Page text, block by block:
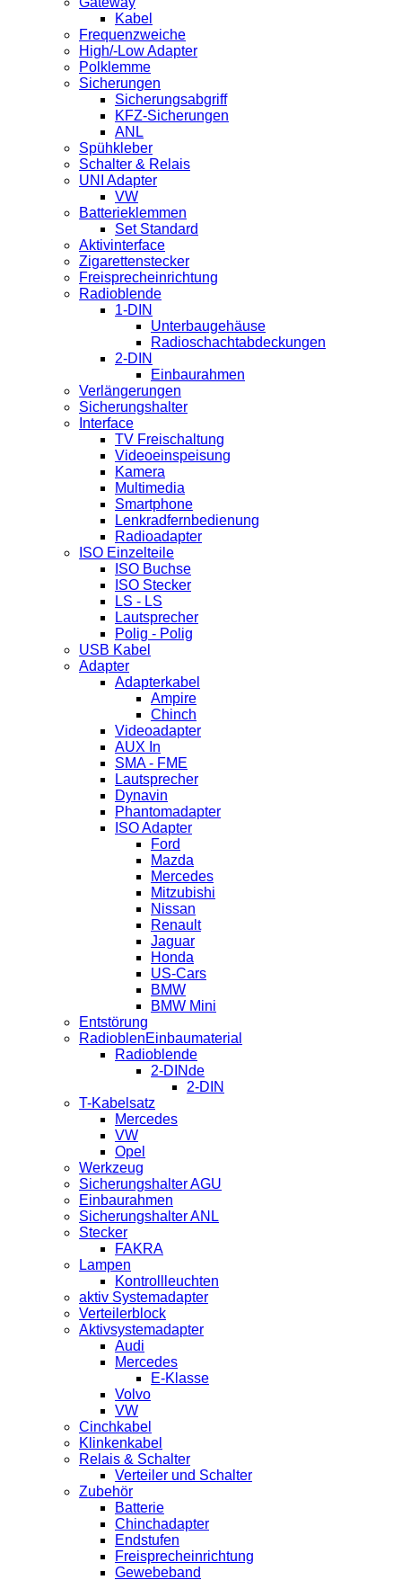
Kabel
Frequenzweiche
High/-Low Adapter
Polklemme
Sicherungen
Sicherungsabgriff
KFZ-Sicherungen
ANL
Spühkleber
Schalter & Relais
UNI Adapter
VW
Batterieklemmen
Set Standard
Aktivinterface
Zigarettenstecker
Freisprecheinrichtung
Radioblende
1-DIN
Unterbaugehäuse
Radioschachtabdeckungen
2-DIN
Einbaurahmen
Verlängerungen
Sicherungshalter
Interface
TV Freischaltung
Videoeinspeisung
Kamera
Multimedia
Smartphone
Lenkradfernbedienung
Radioadapter
ISO Einzelteile
ISO Buchse
ISO Stecker
LS - LS
Lautsprecher
Polig - Polig
USB Kabel
Adapter
Adapterkabel
Ampire
Chinch
Videoadapter
AUX In
SMA - FME
Lautsprecher
Dynavin
Phantomadapter
ISO Adapter
Ford
Mazda
Mercedes
Mitzubishi
Nissan
Renault
Jaguar
Honda
US-Cars
BMW
BMW Mini
Entstörung
RadioblenEinbaumaterial
Radioblende
2-DINde
2-DIN
T-Kabelsatz
Mercedes
VW
Opel
Werkzeug
Sicherungshalter AGU
Einbaurahmen
Sicherungshalter ANL
Stecker
FAKRA
Lampen
Kontrollleuchten
aktiv Systemadapter
Verteilerblock
Aktivsystemadapter
Audi
Mercedes
E-Klasse
Volvo
VW
Cinchkabel
Klinkenkabel
Relais & Schalter
Verteiler und Schalter
Zubehör
Batterie
Chinchadapter
Endstufen
Freisprecheinrichtung
Gewebeband